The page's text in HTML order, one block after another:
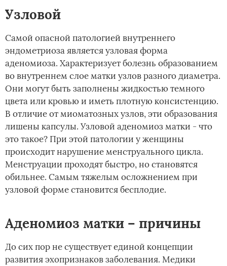
Узловой
Самой опасной патологией внутреннего
эндометриоза является узловая форма
аденомиоза. Характеризует болезнь образованием
во внутреннем слое матки узлов разного диаметра.
Они могут быть заполнены жидкостью темного
цвета или кровью и иметь плотную консистенцию.
В отличие от миоматозных узлов, эти образования
лишены капсулы. Узловой аденомиоз матки - что
это такое? При этой патологии у женщины
происходит нарушение менструального цикла.
Менструации проходят быстро, но становятся
обильнее. Самым тяжелым осложнением при
узловой форме становится бесплодие.
Аденомиоз матки – причины
До сих пор не существует единой концепции
развития эхопризнаков заболевания. Медики